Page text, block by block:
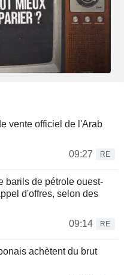
vente officiel de l'Arab
09:27
RE
barils de pétrole ouest-
d'offres, selon des
09:14
RE
achètent du brut